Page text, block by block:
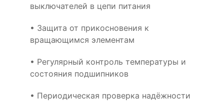
выключателей в цепи питания
• Защита от прикосновения к
вращающимся элементам
• Регулярный контроль температуры и
состояния подшипников
• Периодическая проверка надёжности